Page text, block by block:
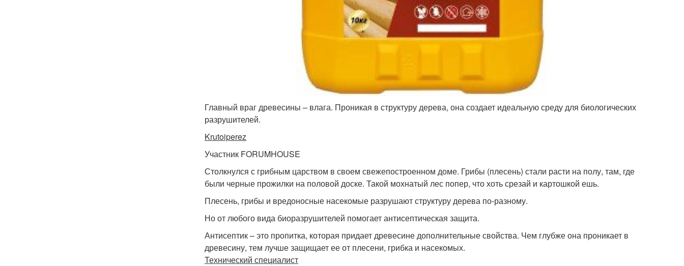
Главный враг древесины – влага. Проникая в структуру дерева, она создает идеальную среду для биологических
разрушителей.
Krutoiperez
Участник FORUMHOUSE
Столкнулся с грибным царством в своем свежепостроенном доме. Грибы (плесень) стали расти на полу, там, где
были черные прожилки на половой доске. Такой мохнатый лес попер, что хоть срезай и картошкой ешь.
Плесень, грибы и вредоносные насекомые разрушают структуру дерева по-разному.
Но от любого вида биоразрушителей помогает антисептическая защита.
Антисептик – это пропитка, которая придает древесине дополнительные свойства. Чем глубже она проникает в
древесину, тем лучше защищает ее от плесени, грибка и насекомых.
Технический специалист